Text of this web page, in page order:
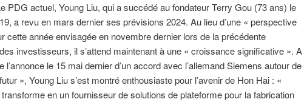
PDG actuel, Young Liu, qui a succédé au fondateur Terry Gou (73 ans) le
a revu en mars dernier ses prévisions 2024. Au lieu d’une « perspective
cette année envisagée en novembre dernier lors de la précédente
investisseurs, il s’attend maintenant à une « croissance significative ». A
l’annonce le 15 mai dernier d’un accord avec l’allemand Siemens autour de
», Young Liu s’est montré enthousiaste pour l’avenir de Hon Hai : «
en un fournisseur de solutions de plateforme pour la fabrication